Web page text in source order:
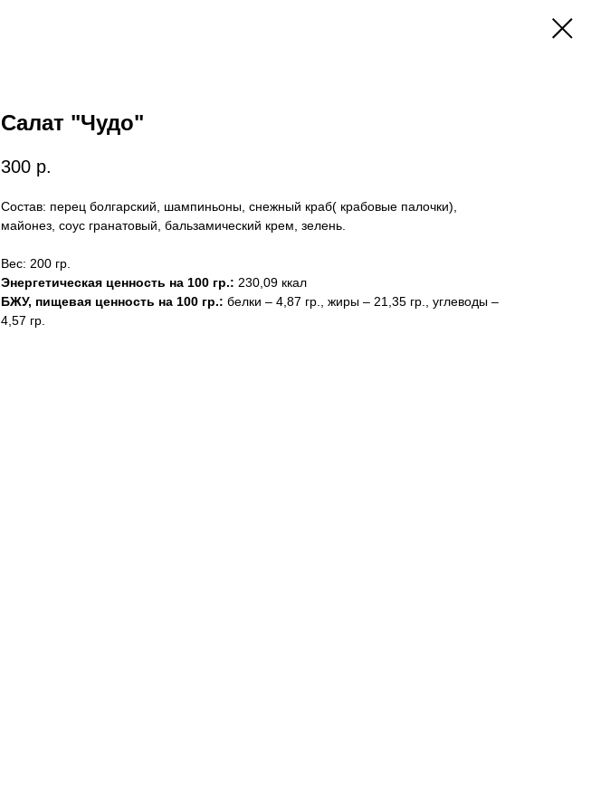
Салат "Чудо"
300 р.
Состав: перец болгарский, шампиньоны, снежный краб( крабовые палочки),
майонез, соус гранатовый, бальзамический крем, зелень.
Вес: 200 гр.
Энергетическая ценность на 100 гр.: 230,09 ккал
БЖУ, пищевая ценность на 100 гр.: белки – 4,87 гр., жиры – 21,35 гр., углеводы –
4,57 гр.